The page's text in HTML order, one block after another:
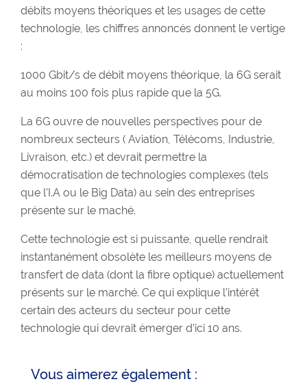
débits moyens théoriques et les usages de cette
technologie, les chiffres annoncés donnent le vertige
:
1000 Gbit/s de débit moyens théorique, la 6G serait
au moins 100 fois plus rapide que la 5G.
La 6G ouvre de nouvelles perspectives pour de
nombreux secteurs ( Aviation, Télécoms, Industrie,
Livraison, etc.) et devrait permettre la
démocratisation de technologies complexes (tels
que l’I.A ou le Big Data) au sein des entreprises
présente sur le maché.
Cette technologie est si puissante, quelle rendrait
instantanément obsolète les meilleurs moyens de
transfert de data (dont la fibre optique) actuellement
présents sur le marché. Ce qui explique l’intérêt
certain des acteurs du secteur pour cette
technologie qui devrait émerger d’ici 10 ans.
Vous aimerez également :